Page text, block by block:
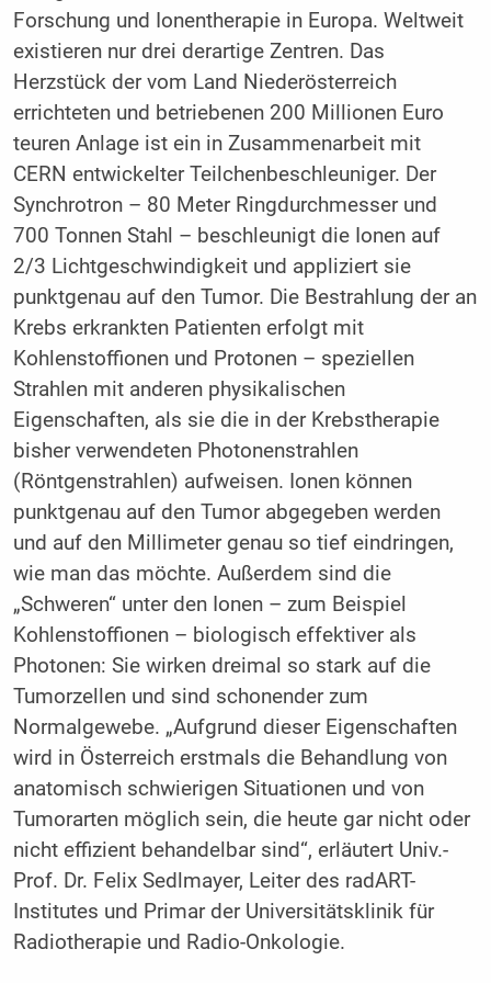
Forschung und Ionentherapie in Europa. Weltweit
existieren nur drei derartige Zentren. Das
Herzstück der vom Land Niederösterreich
errichteten und betriebenen 200 Millionen Euro
teuren Anlage ist ein in Zusammenarbeit mit
CERN entwickelter Teilchenbeschleuniger. Der
Synchrotron – 80 Meter Ringdurchmesser und
700 Tonnen Stahl – beschleunigt die Ionen auf
2/3 Lichtgeschwindigkeit und appliziert sie
punktgenau auf den Tumor. Die Bestrahlung der an
Krebs erkrankten Patienten erfolgt mit
Kohlenstoffionen und Protonen – speziellen
Strahlen mit anderen physikalischen
Eigenschaften, als sie die in der Krebstherapie
bisher verwendeten Photonenstrahlen
(Röntgenstrahlen) aufweisen. Ionen können
punktgenau auf den Tumor abgegeben werden
und auf den Millimeter genau so tief eindringen,
wie man das möchte. Außerdem sind die
„Schweren“ unter den Ionen – zum Beispiel
Kohlenstoffionen – biologisch effektiver als
Photonen: Sie wirken dreimal so stark auf die
Tumorzellen und sind schonender zum
Normalgewebe. „Aufgrund dieser Eigenschaften
wird in Österreich erstmals die Behandlung von
anatomisch schwierigen Situationen und von
Tumorarten möglich sein, die heute gar nicht oder
nicht effizient behandelbar sind“, erläutert Univ.-
Prof. Dr. Felix Sedlmayer, Leiter des radART-
Institutes und Primar der Universitätsklinik für
Radiotherapie und Radio-Onkologie.